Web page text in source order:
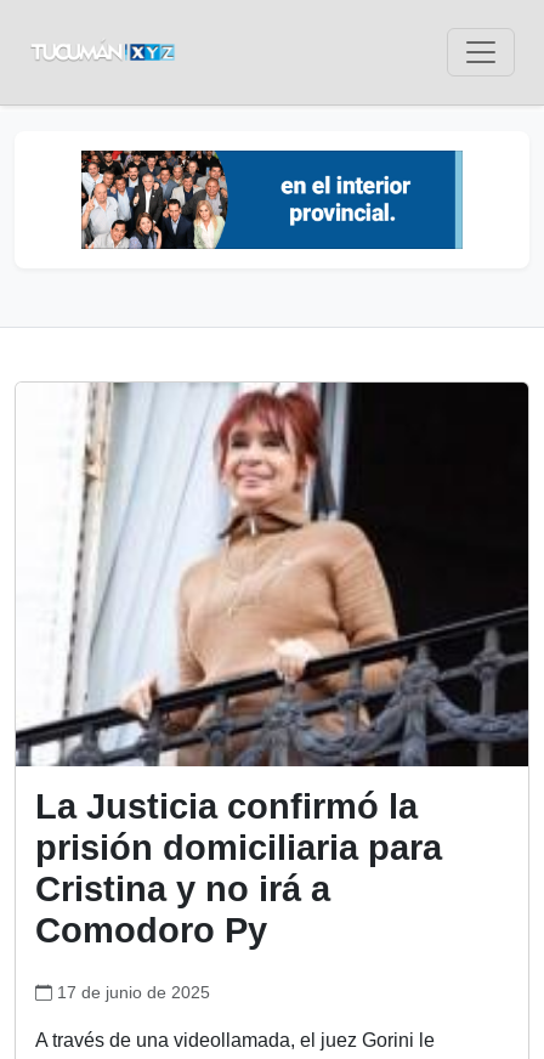
La Justicia confirmó la
prisión domiciliaria para
Cristina y no irá a
Comodoro Py
17 de junio de 2025
A través de una videollamada, el juez Gorini le